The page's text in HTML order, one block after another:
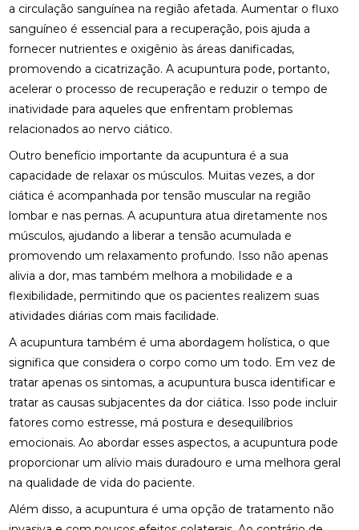
a circulação sanguínea na região afetada. Aumentar o fluxo
sanguíneo é essencial para a recuperação, pois ajuda a
fornecer nutrientes e oxigênio às áreas danificadas,
promovendo a cicatrização. A acupuntura pode, portanto,
acelerar o processo de recuperação e reduzir o tempo de
inatividade para aqueles que enfrentam problemas
relacionados ao nervo ciático.
Outro benefício importante da acupuntura é a sua
capacidade de relaxar os músculos. Muitas vezes, a dor
ciática é acompanhada por tensão muscular na região
lombar e nas pernas. A acupuntura atua diretamente nos
músculos, ajudando a liberar a tensão acumulada e
promovendo um relaxamento profundo. Isso não apenas
alivia a dor, mas também melhora a mobilidade e a
flexibilidade, permitindo que os pacientes realizem suas
atividades diárias com mais facilidade.
A acupuntura também é uma abordagem holística, o que
significa que considera o corpo como um todo. Em vez de
tratar apenas os sintomas, a acupuntura busca identificar e
tratar as causas subjacentes da dor ciática. Isso pode incluir
fatores como estresse, má postura e desequilíbrios
emocionais. Ao abordar esses aspectos, a acupuntura pode
proporcionar um alívio mais duradouro e uma melhora geral
na qualidade de vida do paciente.
Além disso, a acupuntura é uma opção de tratamento não
ONDE ENCONTRAR
ACUPUNTURA: BENEFÍCIOS E APLICAÇÕES PARA
SUA SAÚDE
BENEFÍCIOS DA ACUPUNTURA PARA SAÚDE
BENEFÍCIOS DA ACUPUNTURA RJ PARA SAÚDE E
BEM-ESTAR
BENEFÍCIOS DA OSTEOPATIA PARA A COLUNA
BENEFÍCIOS DA OSTEOPATIA RJ PARA SUA SAÚDE
BENEFÍCIOS DA PALMILA ORTOPÉDICA PARA
BENEFÍCIOS DA PALMILHA PARA JOANETE QUE
VOCÊ PRECISA CONHECER
BENEFÍCIOS DA QUIROPRAXIA CERVICAL
BENEFÍCIOS DA QUIROPRAXIA CERVICAL PARA SUA
SAÚDE
SAÚDE: GUIA COMPLETO
BENEFÍCIOS DA QUIROPRAXIA CERVICAL: UM GUIA
COMPLETO